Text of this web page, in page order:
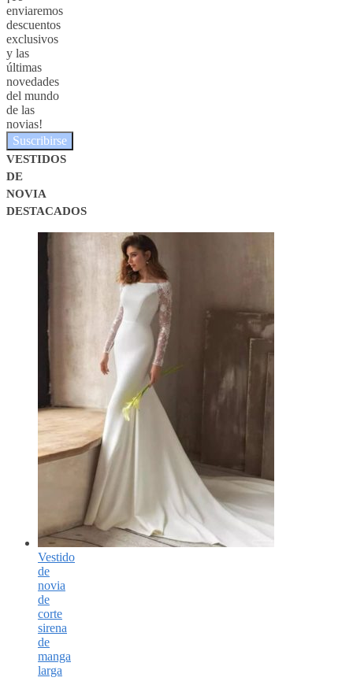
enviaremos
descuentos
exclusivos
y las
últimas
novedades
del mundo
de las
novias!
Suscribirse
VESTIDOS
DE
NOVIA
DESTACADOS
Vestido
de
novia
de
corte
sirena
de
manga
larga